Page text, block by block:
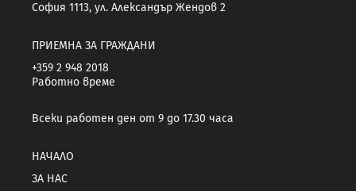
София 1113, ул. Александър Жендов 2
ПРИЕМНА ЗА ГРАЖДАНИ
+359 2 948 2018
Работно време
Всеки работен ден от 9 до 17.30 часа
НАЧАЛО
ЗА НАС